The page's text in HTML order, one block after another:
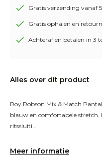
Gratis verzending vanaf
Gratis ophalen en
Achteraf en betalen in 3
Alles over dit product
Roy Robson Mix & Match
blauw en comfortabele stretch.
ritssluiti...
Meer informatie